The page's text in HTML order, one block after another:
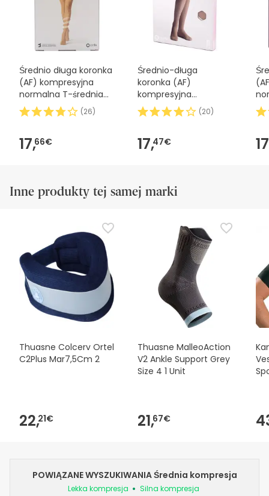
Średnio długa koronka
(AF) kompresyjna
normalna T-średnia
wielbłąd 1ud
(26)
17,66€
Średnio-długa
koronka (AF)
kompresyjna
normalna T-średnia
beżowa 1ud
(20)
17,47€
Inne produkty tej samej marki
Thuasne Colcerv Ortel
C2Plus Mar7,5Cm 2
22,21€
Thuasne MalleoAction
V2 Ankle Support Grey
Size 4 1 Unit
21,67€
POWIĄZANE WYSZUKIWANIA Średnia kompresja
Lekka kompresja Silna kompresja